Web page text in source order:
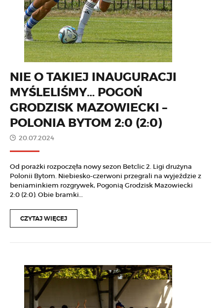
NIE O TAKIEJ INAUGURACJI
MYŚLELIŚMY… POGOŃ
GRODZISK MAZOWIECKI –
POLONIA BYTOM 2:0 (2:0)
20.07.2024
Od porażki rozpoczęła nowy sezon Betclic 2. Ligi drużyna
Polonii Bytom. Niebiesko-czerwoni przegrali na wyjeździe z
beniaminkiem rozgrywek, Pogonią Grodzisk Mazowiecki
2:0 (2:0). Obie bramki…
CZYTAJ WIĘCEJ